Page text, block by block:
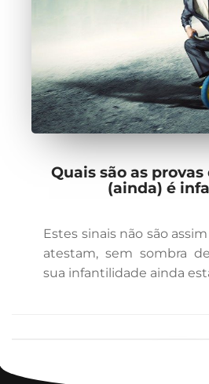
Quais são as
(ainda) é
Estes sinais não são
atestam, sem sombra
sua infantilidade ainda